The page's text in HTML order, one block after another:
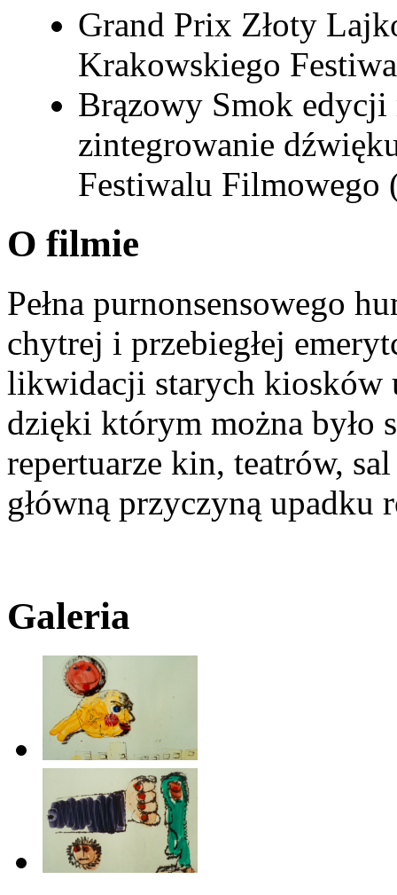
Grand Prix Złoty
Krakowskiego
Brązowy Smok
zintegrowanie
Festiwalu Filmowego
O filmie
Pełna purnonsensowego
chytrej i przebiegłej
likwidacji starych kiosków
dzięki którym można było
repertuarze kin, teatrów,
główną przyczyną
Galeria